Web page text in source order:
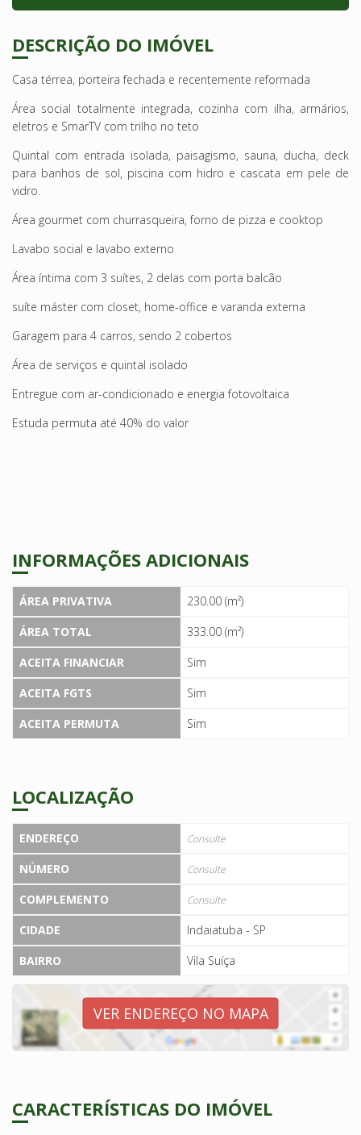
DESCRIÇÃO DO IMÓVEL
Casa térrea, porteira fechada e recentemente reformada
Área social totalmente integrada, cozinha com ilha, armários,
eletros e SmarTV com trilho no teto
Quintal com entrada isolada, paisagismo, sauna, ducha, deck
para banhos de sol, piscina com hidro e cascata em pele de
vidro.
Área gourmet com churrasqueira, forno de pizza e cooktop
Lavabo social e lavabo externo
Área íntima com 3 suítes, 2 delas com porta balcão
suíte máster com closet, home-office e varanda externa
Garagem para 4 carros, sendo 2 cobertos
Área de serviços e quintal isolado
Entregue com ar-condicionado e energia fotovoltaica
Estuda permuta até 40% do valor
INFORMAÇÕES ADICIONAIS
ÁREA PRIVATIVA
230.00 (m²)
ÁREA TOTAL
333.00 (m²)
ACEITA FINANCIAR
Sim
ACEITA FGTS
Sim
ACEITA PERMUTA
Sim
LOCALIZAÇÃO
ENDEREÇO Consulte
NÚMERO Consulte
COMPLEMENTO Consulte
CIDADE
Indaiatuba - SP
BAIRRO
Vila Suíça
VER ENDEREÇO NO MAPA
CARACTERÍSTICAS DO IMÓVEL